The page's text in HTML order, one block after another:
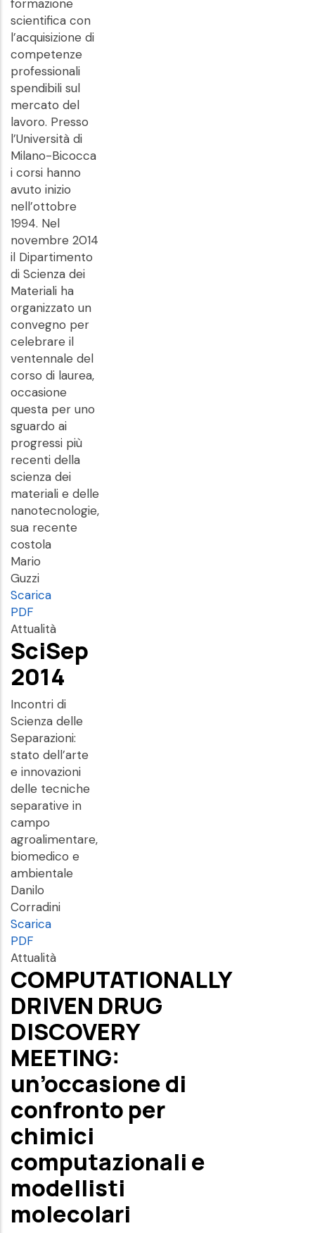
formazione
scientifica con
l’acquisizione di
competenze
professionali
spendibili sul
mercato del
lavoro. Presso
l’Università di
Milano-Bicocca
i corsi hanno
avuto inizio
nell’ottobre
1994. Nel
novembre 2014
il Dipartimento
di Scienza dei
Materiali ha
organizzato un
convegno per
celebrare il
ventennale del
corso di laurea,
occasione
questa per uno
sguardo ai
progressi più
recenti della
scienza dei
materiali e delle
nanotecnologie,
sua recente
costola
Mario
Guzzi
Scarica
PDF
Attualità
SciSep
2014
Incontri di
Scienza delle
Separazioni:
stato dell’arte
e innovazioni
delle tecniche
separative in
campo
agroalimentare,
biomedico e
ambientale
Danilo
Corradini
Scarica
PDF
Attualità
COMPUTATIONALLY
DRIVEN DRUG
DISCOVERY
MEETING:
un’occasione di
confronto per
chimici
computazionali e
modellisti
molecolari